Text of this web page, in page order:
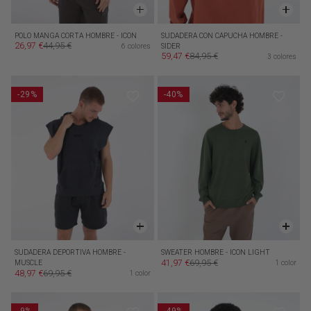
POLO MANGA CORTA HOMBRE - ICON
Precio de oferta
26,97 €Precio habitual
44,95 € 6 colores
SUDADERA CON CAPUCHA HOMBRE -
SIDER
Precio de oferta
59,47 €Precio habitual
84,95 € 3 colores
-29%
SUDADERA DEPORTIVA HOMBRE -
MUSCLE
Precio de oferta
48,97 €Precio habitual
69,95 € 1 color
-40%
SWEATER HOMBRE - ICON LIGHT
Precio de oferta
41,97 €Precio habitual
69,95 € 1 color